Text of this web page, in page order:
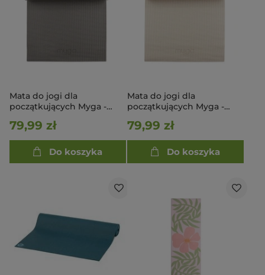
Mata do jogi dla
początkujących Myga -
79,99 zł
Do koszyka
Mata do jogi dla
początkujących Myga -
79,99 zł
Do koszyka